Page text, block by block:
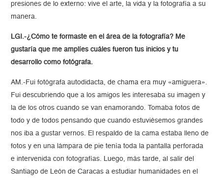
presiones de lo externo: vive el arte, la vida y la fotografía a su
manera.
LGI.-¿Cómo te formaste en el área de la fotografía? Me
gustaría que me amplíes cuáles fueron tus inicios y tu
desarrollo como fotógrafa.
AM.-Fui fotógrafa autodidacta, de chama era muy «amiguera».
Fui descubriendo que a los amigos les interesaba su imagen y
la de los otros cuando se van enamorando. Tomaba fotos de
todo y de todos pensando que cuando estuviésemos grandes
nos iba a gustar vernos. El respaldo de la cama estaba lleno de
fotos y en una lámpara de pie tenía toda la pantalla perforada
e intervenida con fotografías. Luego, más tarde, al salir del
Santiago de León de Caracas a estudiar humanidades en el